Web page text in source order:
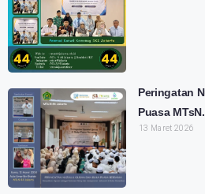
Peringatan
Puasa
13 Maret 2026